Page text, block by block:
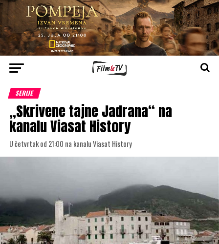
SERIJE
„Skrivene tajne Jadrana“ na
kanalu Viasat History
U četvrtak od 21:00 na kanalu Viasat History